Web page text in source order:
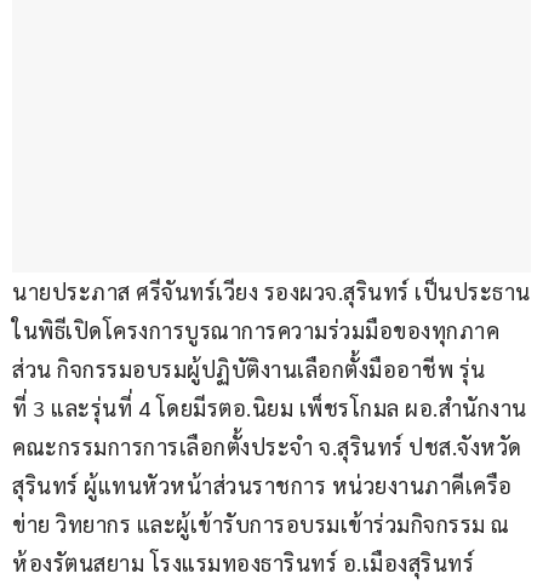
นายประภาส ศรีจันทร์เวียง รองผวจ.สุรินทร์ เป็นประธาน
ในพิธีเปิดโครงการบูรณาการความร่วมมือของทุกภาค
ส่วน กิจกรรมอบรมผู้ปฏิบัติงานเลือกตั้งมืออาชีพ รุ่น
ที่ 3 และรุ่นที่ 4 โดยมีรตอ.นิยม เพ็ชรโกมล ผอ.สำนักงาน
คณะกรรมการการเลือกตั้งประจำ จ.สุรินทร์ ปชส.จังหวัด
สุรินทร์ ผู้แทนหัวหน้าส่วนราชการ หน่วยงานภาคีเครือ
ข่าย วิทยากร และผู้เข้ารับการอบรมเข้าร่วมกิจกรรม ณ
ห้องรัตนสยาม โรงแรมทองธารินทร์ อ.เมืองสุรินทร์